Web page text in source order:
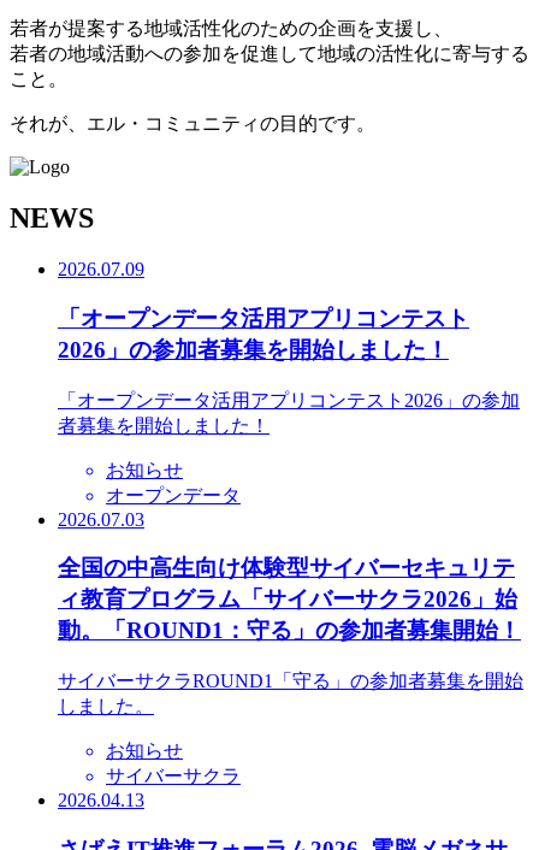
若者が提案する地域活性化のための企画を支援し、
若者の地域活動への参加を促進して地域の活性化に寄与する
こと。
それが、エル・コミュニティの目的です。
NEWS
2026.07.09
「オープンデータ活用アプリコンテスト
2026」の参加者募集を開始しました！
「オープンデータ活用アプリコンテスト2026」の参加
者募集を開始しました！
お知らせ
オープンデータ
2026.07.03
全国の中高生向け体験型サイバーセキュリテ
ィ教育プログラム「サイバーサクラ2026」始
動。「ROUND1：守る」の参加者募集開始！
サイバーサクラROUND1「守る」の参加者募集を開始
しました。
お知らせ
サイバーサクラ
2026.04.13